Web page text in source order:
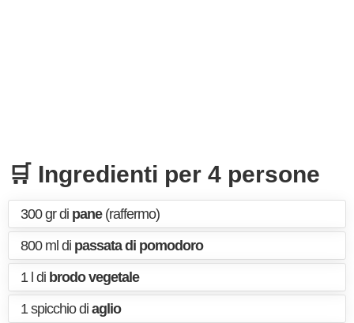
🛒 Ingredienti per 4 persone
300 gr di pane(raffermo)
800 ml di passata di pomodoro
1 l di brodo vegetale
1 spicchio di aglio